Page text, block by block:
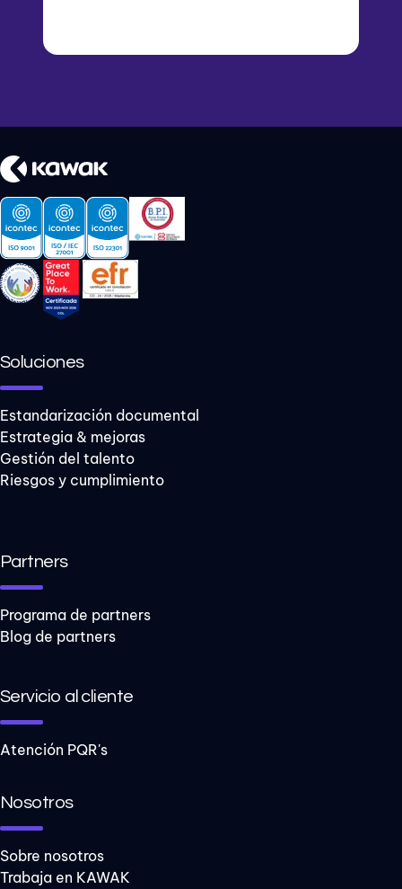
Soluciones
Estandarización documental
Estrategia & mejoras
Gestión del talento
Riesgos y cumplimiento
Partners
Programa de partners
Blog de partners
Servicio al cliente
Atención PQR's
Nosotros
Sobre nosotros
Trabaja en KAWAK